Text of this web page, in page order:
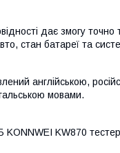
дає змогу
стан батареї та
англійською,
мовами.
KW870 тестер